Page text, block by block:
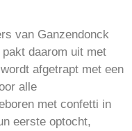
van Ganzendonck
daarom uit met
afgetrapt met een
alle
met confetti in
eerste optocht,